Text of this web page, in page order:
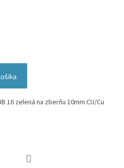
16 zelená na zberňu 10mm CU/Cu